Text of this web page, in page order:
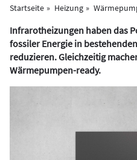
Startseite Heizung
Infrarotheizungen haben das
fossiler Energie in
reduzieren. Gleichzeitig
Wärmepumpen-ready.